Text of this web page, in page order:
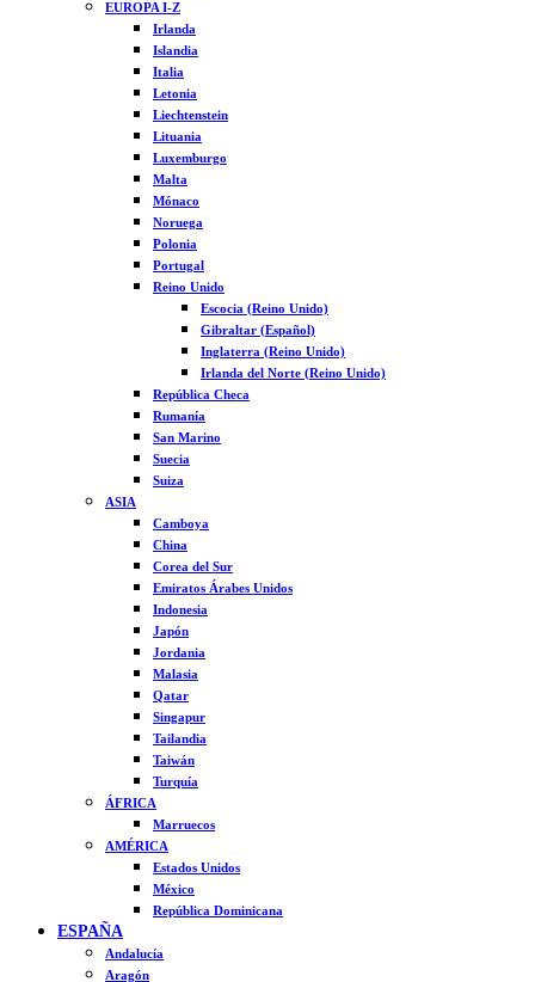
EUROPA I-Z
Irlanda
Islandia
Italia
Letonia
Liechtenstein
Lituania
Luxemburgo
Malta
Mónaco
Noruega
Polonia
Portugal
Reino Unido
Escocia (Reino Unido)
Gibraltar (Español)
Inglaterra (Reino Unido)
Irlanda del Norte (Reino Unido)
República Checa
Rumanía
San Marino
Suecia
Suiza
ASIA
Camboya
China
Corea del Sur
Emiratos Árabes Unidos
Indonesia
Japón
Jordania
Malasia
Qatar
Singapur
Tailandia
Taiwán
Turquía
ÁFRICA
Marruecos
AMÉRICA
Estados Unidos
México
República Dominicana
ESPAÑA
Andalucía
Aragón